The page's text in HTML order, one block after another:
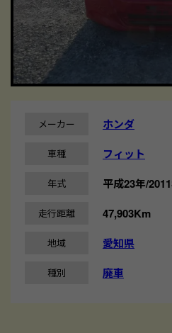
メーカー ホンダ
車種 フィット
年式 平成23年/
走行距離 47,903Km
地域 愛知県
種別 廃車